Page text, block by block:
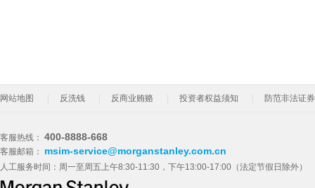
网站地图 反洗钱 反商业贿赂 投资者权益须知 防范非法证
客服热线： 400-8888-668
客服邮箱： msim-service@morganstanley.com.cn
人工服务时间：周一至周五上午8:30-11:30，下午13:00-17:00（法定节假日除外）